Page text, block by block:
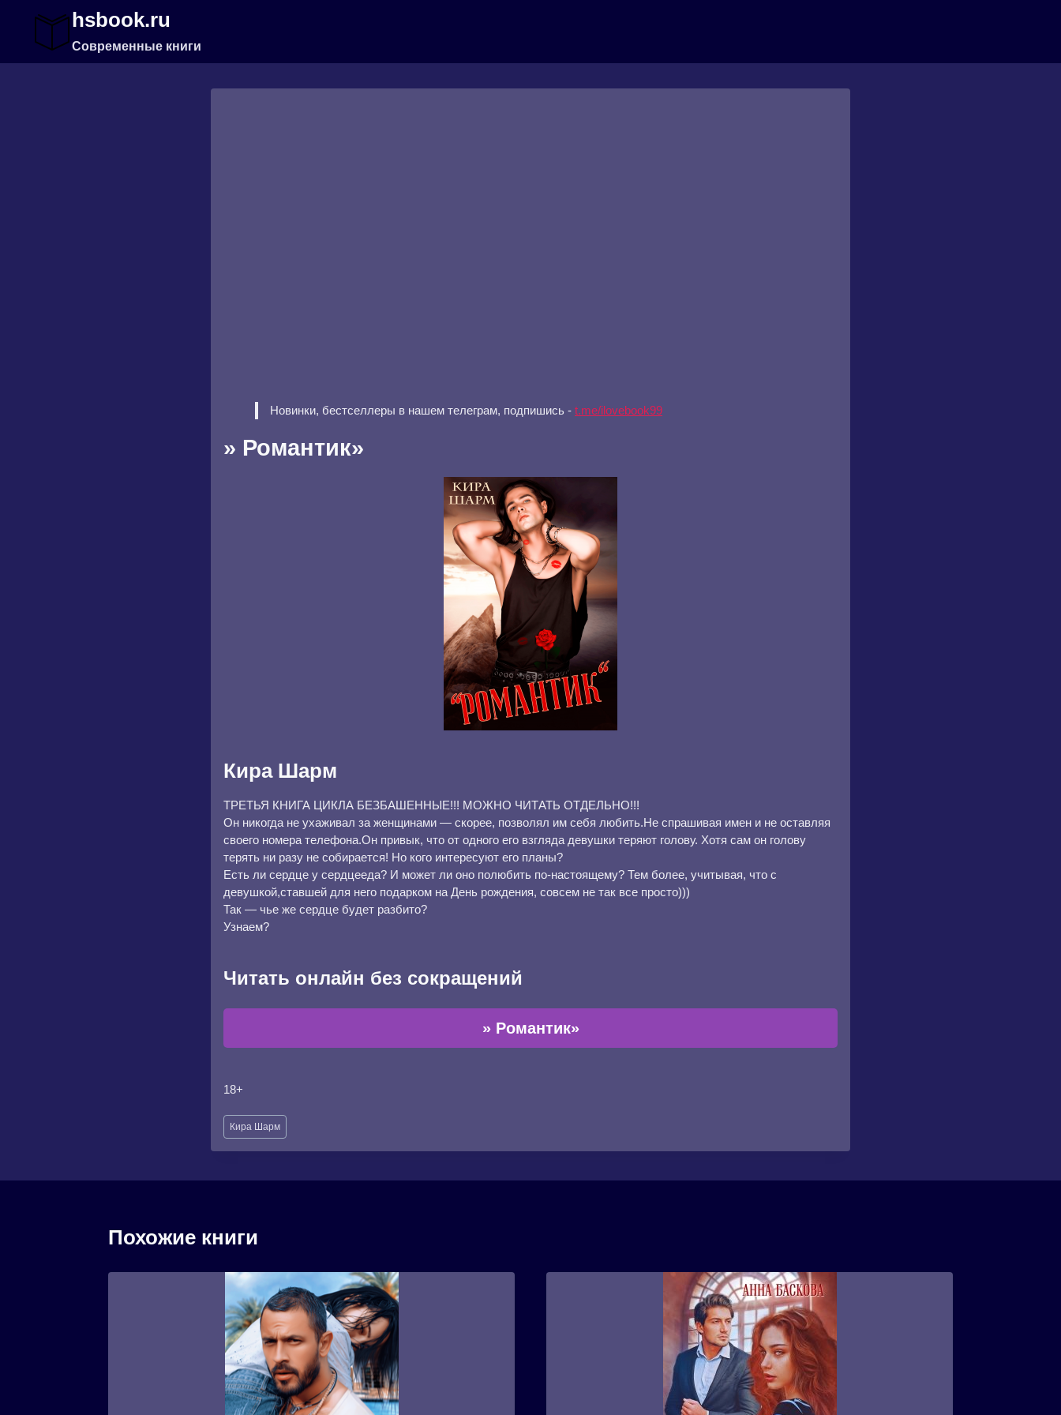
содержимому
hsbook.ru
Современные книги
Новинки, бестселлеры в нашем телеграм, подпишись - t.me/ilovebook99
» Романтик»
Кира Шарм
ТРЕТЬЯ КНИГА ЦИКЛА БЕЗБАШЕННЫЕ!!! МОЖНО ЧИТАТЬ ОТДЕЛЬНО!!!
Он никогда не ухаживал за женщинами — скорее, позволял им себя любить.Не спрашивая имен и не оставляя
своего номера телефона.Он привык, что от одного его взгляда девушки теряют голову. Хотя сам он голову
терять ни разу не собирается! Но кого интересуют его планы?
Есть ли сердце у сердцееда? И может ли оно полюбить по-настоящему? Тем более, учитывая, что с
девушкой,ставшей для него подарком на День рождения, совсем не так все просто)))
Так — чье же сердце будет разбито?
Узнаем?
Читать онлайн без сокращений
» Романтик»
18+
Метки
записи:
Кира Шарм
Похожие книги